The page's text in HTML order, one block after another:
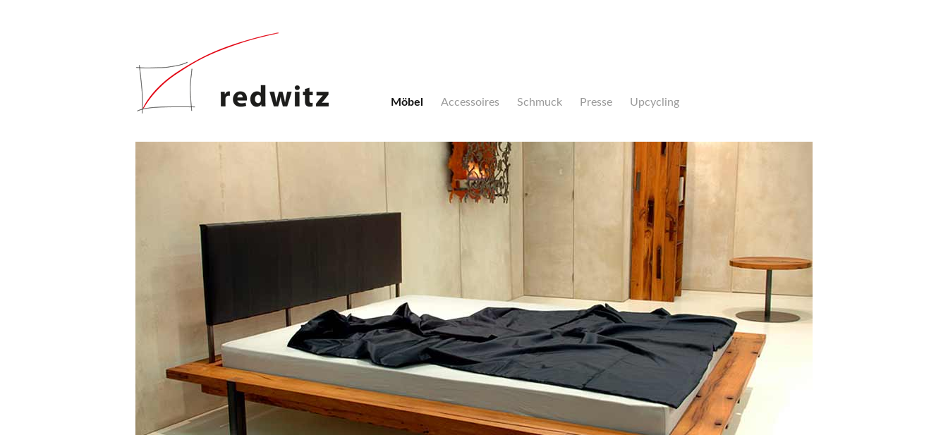
Möbel Accessoires Schmuck Presse Upcycling